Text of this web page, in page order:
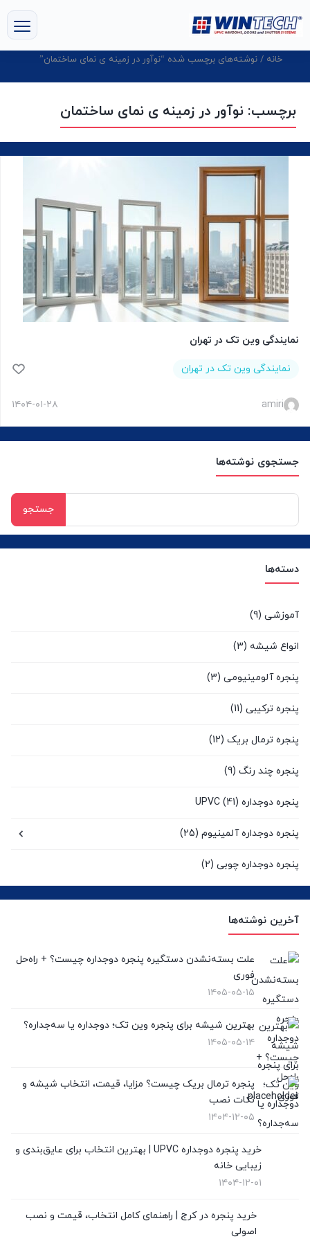
خانه / نوشته‌های برچسب شده “نوآور در زمینه ی نمای ساختمان”
جستجوی نوشته‌ها
برای:
دسته‌ها
آموزشی (9)
انواع شیشه (3)
پنجره آلومینیومی (3)
پنجره ترکیبی (11)
پنجره ترمال بریک (12)
پنجره چند رنگ (9)
پنجره دوجداره UPVC (41)
پنجره دوجداره آلمینیوم (25)
پنجره دوجداره چوبی (2)
پنجره کشویی آلومینیومی
پنجره لیفت انداسلاید(2)
تعویض پنجره دوجداره
توری پلیسه (10)
توری پنجره
در UPVC(9)
در آلمینیوم(10)
رگلاژ پنجره
شیشه سکوریت (3)
آخرین نوشته‌ها
علت بسته‌نشدن دستگیره پنجره دوجداره چیست؟ + راه‌حل
فوری
۱۴۰۵-۰۵-۱۵
بهترین شیشه برای پنجره وین تک؛ دوجداره یا سه‌جداره؟
۱۴۰۵-۰۵-۱۴
پنجره ترمال بریک چیست؟ مزایا، قیمت، انتخاب شیشه و
نکات نصب
۱۴۰۴-۱۲-۰۵
خرید پنجره دوجداره UPVC | بهترین انتخاب برای عایق‌بندی و
زیبایی خانه
۱۴۰۴-۱۲-۰۱
خرید پنجره در کرج | راهنمای کامل انتخاب، قیمت و نصب
اصولی
برچسب: نوآور در زمینه ی نمای ساختمان
نمایندگی وین تک در تهران
نمایندگی وین تک در تهران
amiri ۱۴۰۴-۰۱-۲۸